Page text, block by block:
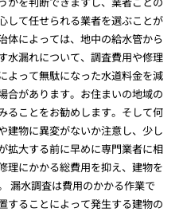
して任せられる業者を選ぶことが
体によっては、地中の給水管から
水漏れについて、調査費用や修理
よって無駄になった水道料金を減
合があります。お住まいの地域の
ることをお勧めします。そして何
建物に異変がないか注意し、少し
拡大する前に早めに専門業者に相
理にかかる総費用を抑え、建物を
漏水調査は費用のかかる作業で
することによって発生する建物の